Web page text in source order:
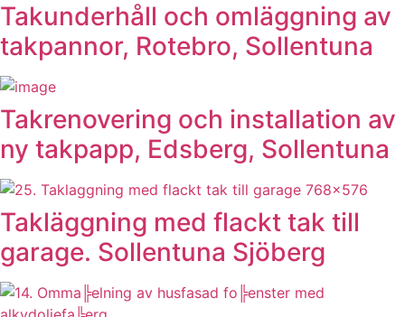
Takunderhåll och omläggning av
takpannor, Rotebro, Sollentuna
Takrenovering och installation av
ny takpapp, Edsberg, Sollentuna
Takläggning med flackt tak till
garage. Sollentuna Sjöberg